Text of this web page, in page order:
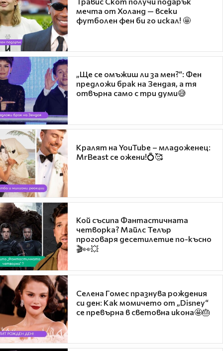
мечта от Холанд — всеки
футболен фен би го искал! 🤩
„Ще се омъжиш ли за мен?“: Фен
предложи брак на Зендая, а тя
отвърна само с три думи😅
Кралят на YouTube – младоженец:
MrBeast се ожени!💍🥰
Кой съсипа Фантастичната
четворка? Майлс Телър
проговаря десетилетие по-късно
🎬👀💥
Селена Гомес празнува рождения
си ден: Как момичето от „Disney“
се превърна в световна икона🤩🎂